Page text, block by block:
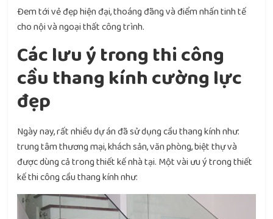
Đem tới vẻ đẹp hiện đại, thoáng đãng và điểm nhấn tinh tế
cho nội và ngoại thất công trình.
Các lưu ý trong thi công
cầu thang kính cường lực
đẹp
Ngày nay, rất nhiều dự án đã sử dụng cầu thang kính như:
trung tâm thương mại, khách sản, văn phòng, biệt thự và
được dùng cả trong thiết kế nhà tại. Một vài ưu ý trong thiết
kế thi công cầu thang kính như: